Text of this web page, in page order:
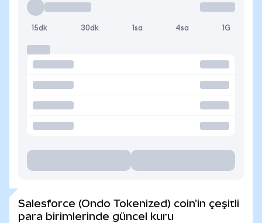
15dk 30dk 1sa 4sa 1G
Salesforce (Ondo Tokenized) coin'in çeşitli
para birimlerinde güncel kuru